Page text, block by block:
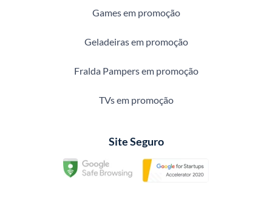
Games em promoção
Geladeiras em promoção
Fralda Pampers em promoção
TVs em promoção
Site Seguro